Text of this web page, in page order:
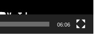
06:06